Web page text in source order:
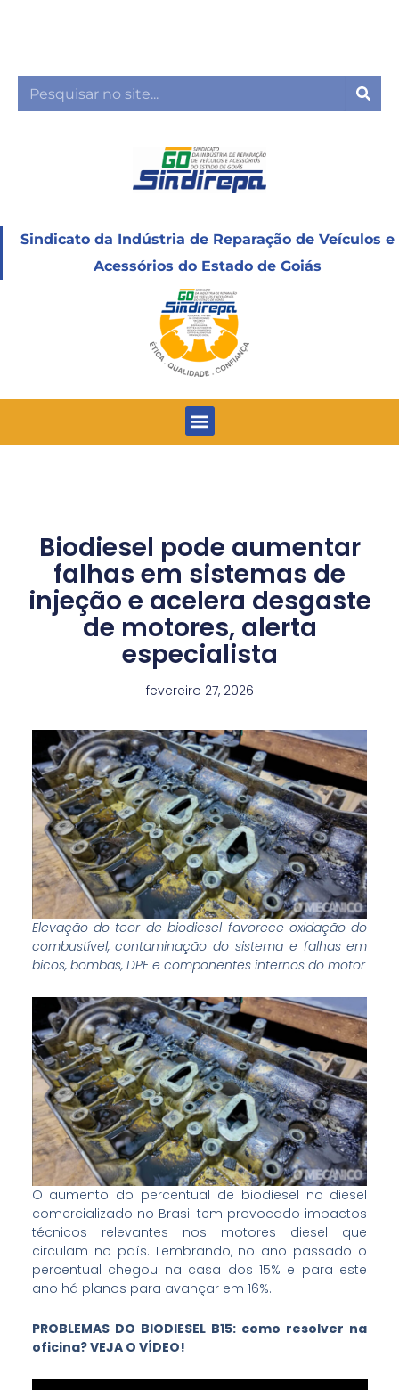
conteúdo
Sindicato da Indústria de Reparação de Veículos e
Acessórios do Estado de Goiás
Menu
Biodiesel pode aumentar
falhas em sistemas de
injeção e acelera desgaste
de motores, alerta
especialista
fevereiro 27, 2026
Elevação do teor de biodiesel favorece oxidação do
combustível, contaminação do sistema e falhas em
bicos, bombas, DPF e componentes internos do motor
O aumento do percentual de biodiesel no diesel
comercializado no Brasil tem provocado impactos
técnicos relevantes nos motores diesel que
circulam no país. Lembrando, no ano passado o
percentual chegou na casa dos 15% e para este
ano há planos para avançar em 16%.
PROBLEMAS DO BIODIESEL B15: como resolver na
oficina? VEJA O VÍDEO!